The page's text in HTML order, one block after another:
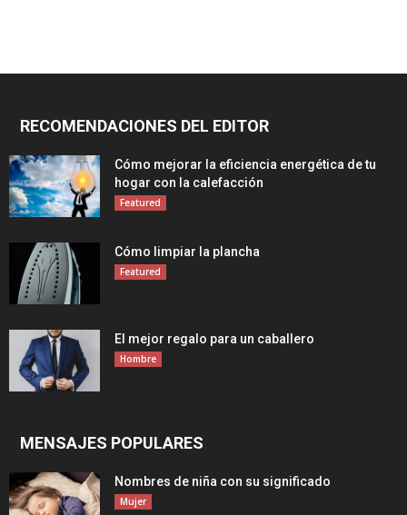
RECOMENDACIONES DEL EDITOR
Cómo mejorar la eficiencia energética de tu
hogar con la calefacción
Featured
Cómo limpiar la plancha
Featured
El mejor regalo para un caballero
Hombre
MENSAJES POPULARES
Nombres de niña con su significado
Mujer